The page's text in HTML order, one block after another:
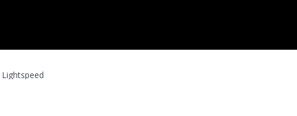
Lightspeed